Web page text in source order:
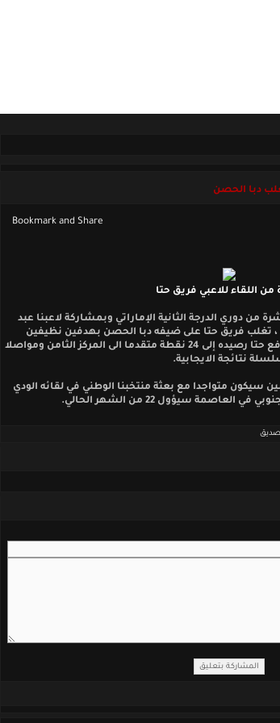
دبا الحصن
اللقاء للاعبي فريق حتا
دوري الدرجة الثانية الإماراتي وبمشاركة لاعبنا عبد
، تغلب فريق حتا على ضيفه دبا الحصن بهدفين نظيفين
سجلهما باتريك وإبراهيم دياكيتي ، ليرفع حتا رصيده إلى 24 نقطة متقدما الى المركز الثامن ومواصلا
نتائجة الايجابية.
سيكون متواجدا مع بعثة منتخبنا الوطني في لقائه الودي
سيؤول 22 من الشهر الحالي.